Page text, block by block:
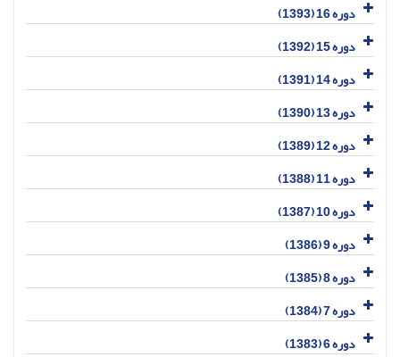
دوره 16 (1393)
دوره 15 (1392)
دوره 14 (1391)
دوره 13 (1390)
دوره 12 (1389)
دوره 11 (1388)
دوره 10 (1387)
دوره 9 (1386)
دوره 8 (1385)
دوره 7 (1384)
دوره 6 (1383)